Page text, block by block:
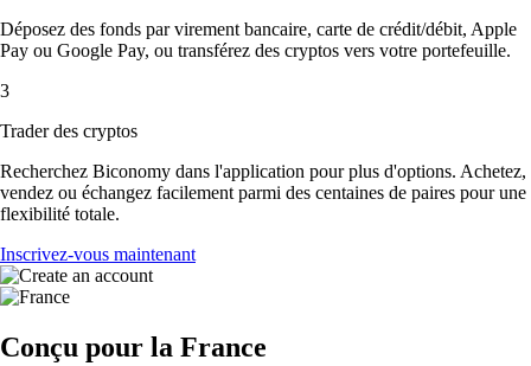
Déposez des fonds par virement bancaire, carte de crédit/débit, Apple
Pay ou Google Pay, ou transférez des cryptos vers votre portefeuille.
3
Trader des cryptos
Recherchez Biconomy dans l'application pour plus d'options. Achetez,
vendez ou échangez facilement parmi des centaines de paires pour une
flexibilité totale.
Inscrivez-vous maintenant
Conçu pour la France